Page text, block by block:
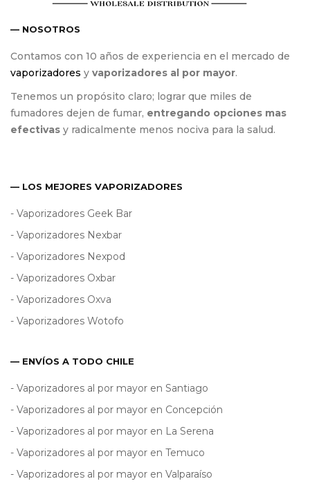
— NOSOTROS
Contamos con 10 años de experiencia en el mercado de
vaporizadores y vaporizadores al por mayor.
Tenemos un propósito claro; lograr que miles de
fumadores dejen de fumar, entregando opciones mas
efectivas y radicalmente menos nociva para la salud.
— LOS MEJORES VAPORIZADORES
- Vaporizadores Geek Bar
- Vaporizadores Nexbar
- Vaporizadores Nexpod
- Vaporizadores Oxbar
- Vaporizadores Oxva
- Vaporizadores Wotofo
— ENVÍOS A TODO CHILE
- Vaporizadores al por mayor en Santiago
- Vaporizadores al por mayor en Concepción
- Vaporizadores al por mayor en La Serena
- Vaporizadores al por mayor en Temuco
- Vaporizadores al por mayor en Valparaíso